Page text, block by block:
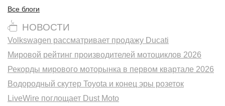
Все блоги
НОВОСТИ
Volkswagen рассматривает продажу Ducati
Мировой рейтинг производителей мотоциклов 2026
Рекорды мирового моторынка в первом квартале 2026
Водородный скутер Toyota и конец эры розеток
LiveWire поглощает Dust Moto